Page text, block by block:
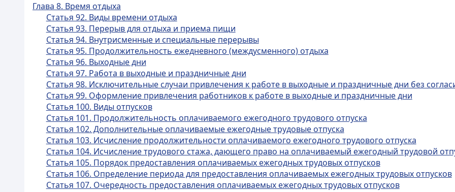
Глава 8. Время отдыха
Статья 92. Виды времени отдыха
Статья 93. Перерыв для отдыха и приема пищи
Статья 94. Внутрисменные и специальные перерывы
Статья 95. Продолжительность ежедневного (междусменного) отдыха
Статья 96. Выходные дни
Статья 97. Работа в выходные и праздничные дни
Статья 98. Исключительные случаи привлечения к работе в выходные и праздничные дни без
Статья 99. Оформление привлечения работников к работе в выходные и праздничные дни
Статья 100. Виды отпусков
Статья 101. Продолжительность оплачиваемого ежегодного трудового отпуска
Статья 102. Дополнительные оплачиваемые ежегодные трудовые отпуска
Статья 103. Исчисление продолжительности оплачиваемого ежегодного трудового отпуска
Статья 104. Исчисление трудового стажа, дающего право на оплачиваемый ежегодный трудовой
Статья 105. Порядок предоставления оплачиваемых ежегодных трудовых отпусков
Статья 106. Определение периода для предоставления оплачиваемых ежегодных трудовых отпусков
Статья 107. Очередность предоставления оплачиваемых ежегодных трудовых отпусков